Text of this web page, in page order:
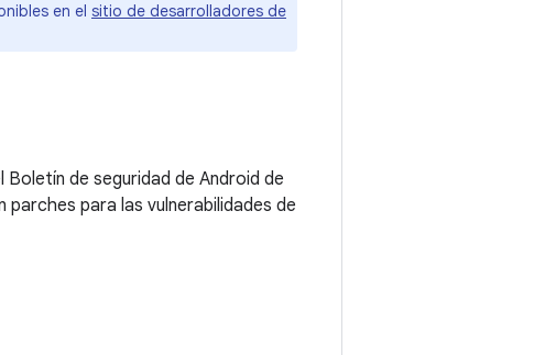
en el sitio de desarrolladores de
Boletín de seguridad de Android de
para las vulnerabilidades de